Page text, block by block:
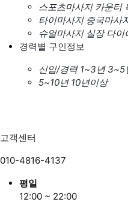
스포츠마사지 카운터
타이마사지 중국마사
슈얼마사지 실장 다이
경력별 구인정보
신입/경력 1~3년 3~5
5~10년 10년이상
고객센터
010-4816-4137
평일
12:00 ~ 22:00